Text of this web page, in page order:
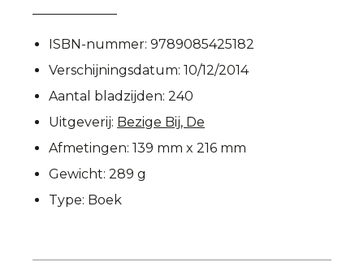
ISBN-nummer: 9789085425182
Verschijningsdatum: 10/12/2014
Aantal bladzijden: 240
Uitgeverij: Bezige Bij, De
Afmetingen: 139 mm x 216 mm
Gewicht: 289 g
Type: Boek